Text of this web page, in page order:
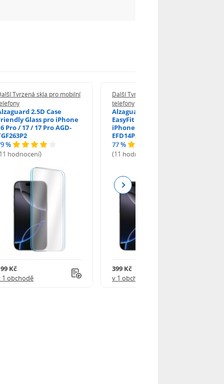
Tvrzená skla pro mobilní
2.5D Case
Glass pro iPhone
Pro / 17 / 17 Pro AGD-
%
hodnocení)
Kč
1 obchodě
Další Tvrzená skla pro mobilní
telefony
Alzaguard 2.5D Glass
EasyFit DustFree pro
iPhone 16 Pro / 17 AGD-
EFD14P3
77 %
(11 hodnocení)
399 Kč
v 1 obchodě
Next